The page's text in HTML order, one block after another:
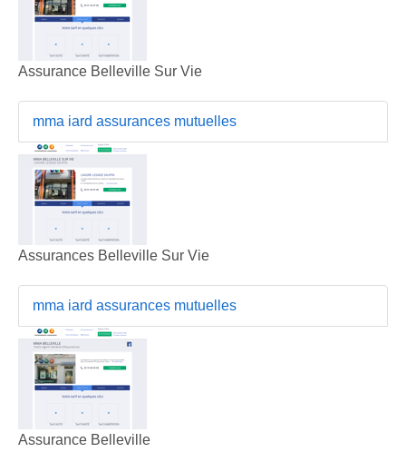
Assurance Belleville Sur Vie
mma iard assurances mutuelles
Assurances Belleville Sur Vie
mma iard assurances mutuelles
Assurance Belleville